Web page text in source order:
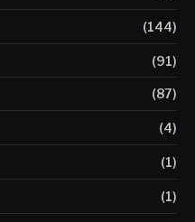
(144)
(91)
(87)
(4)
(1)
(1)